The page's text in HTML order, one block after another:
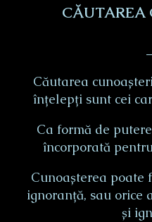
CĂUTAREA
Căutarea
înțelepți sunt cei
Ca formă de
încorporată
Cunoașterea poate
ignoranță, sau orice
și